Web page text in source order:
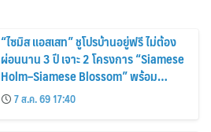
“ไซมิส แอสเสท” ชูโปรบ้านอยู่ฟรี ไม่ต้อง
ผ่อนนาน 3 ปี เจาะ 2 โครงการ “Siamese
Holm–Siamese Blossom” พร้อม
ส่วนลดและสิทธิพิเศษถึง 31 สิงหาคม
2569
7 ส.ค. 69 17:40